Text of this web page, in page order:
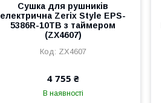
Сушка для рушників
електрична Zerix Style EPS-
5386R-10TB з таймером
(ZX4607)
ZX4607
4 755 ₴
В наявності